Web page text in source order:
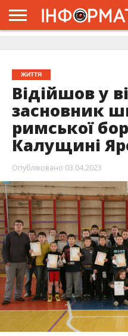
ЖИТТЯ
Відійшов у
засновник
римської
Калущині
Опубліковано 03.04.2023